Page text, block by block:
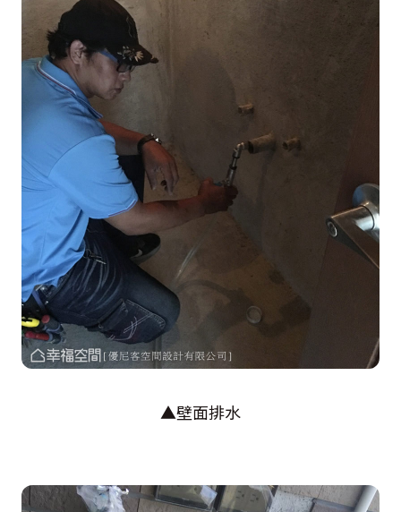
▲壁面排水